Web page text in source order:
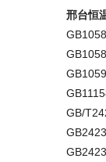
邢台恒
GB/